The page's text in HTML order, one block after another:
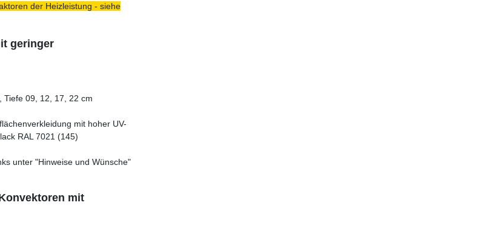
der Heizleistung - siehe
geringer
09, 12, 17, 22 cm
mit hoher UV-
RAL 7021 (145)
unter "Hinweise und Wünsche"
mit